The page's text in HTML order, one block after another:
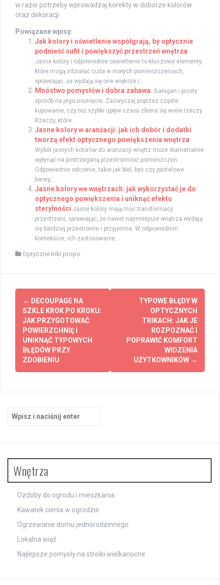
w razie potrzeby wprowadzaj korekty w doborze kolorów
oraz dekoracji.
Powiązane wpisy:
Jak kolory i oświetlenie współgrają, by optycznie
podnieść sufit i powiększyć przestrzeń wnętrza
Jasne kolory i odpowiednie oświetlenie to kluczowe elementy,
które mogą zdziałać cuda w małych pomieszczeniach,
sprawiając, że wydają się one większe i...
Mnóstwo pomysłów i dobra zabawa. Bałagan i prosty
sposób na jego usunięcie. Zazwyczaj poprzez częste
kupowanie, czy też szybki upływ czasu zbiera się wiele rzeczy.
Rzeczy, które...
Jasne kolory w aranżacji: jak ich dobór i dodatki
tworzą efekt optycznego powiększenia wnętrza
Wybór jasnych kolorów do aranżacji wnętrz może diametralnie
wpłynąć na postrzeganą przestronność pomieszczeń.
Odpowiednie odcienie, takie jak biel, beż czy pastelowe
barwy,...
Jasne kolory we wnętrzach: jak wykorzystać je do
optycznego powiększenia i uniknąć efektu
sterylności Jasne kolory mają moc transformacji
przestrzeni, sprawiając, że nawet najmniejsze wnętrza wydają
się bardziej przestronne i przyjemne. W odpowiednim
kontekście, ich zastosowanie...
Optyczne triki propo
Zobacz
wpisy
← DECOUPAGE NA
SZKLE KROK PO KROKU:
JAK PRZYGOTOWAĆ
POWIERZCHNIĘ I
UNIKNĄĆ TYPOWYCH
BŁĘDÓW PRZY
ZDOBIENIU
TYPOWE BŁĘDY W
OPTYCZNYCH
TRIKACH: JAK JE
ROZPOZNAĆ I
POPRAWIĆ KOMFORT
WIDZENIA
UŻYTKOWNIKÓW →
Wnętrza
Ozdoby do ogrodu i mieszkania
Kawałek cienia w ogrodzie
Ogrzewanie domu jednorodzinnego
Lokalna więź
Najlepsze pomysły na stroiki wielkanocne